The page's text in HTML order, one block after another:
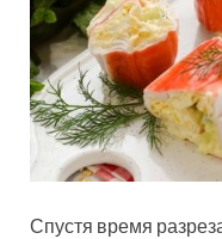
Спустя время